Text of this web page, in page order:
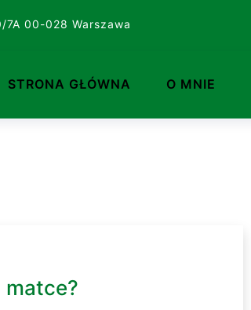
7A 00-028 Warszawa
STRONA GŁÓWNA O MNIE
matce?